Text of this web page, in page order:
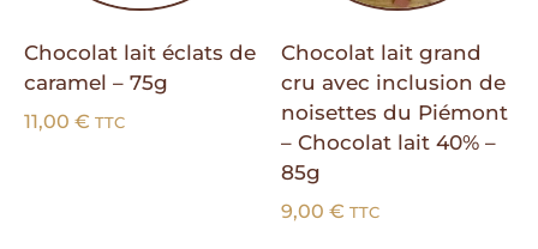
Chocolat lait éclats de
caramel – 75g
11,00 € TTC
Chocolat lait grand
cru avec inclusion de
noisettes du Piémont
– Chocolat lait 40% –
85g
9,00 € TTC